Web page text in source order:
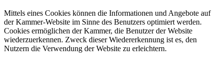
Mittels eines Cookies können die Informationen und Angebote auf
der Kammer-Website im Sinne des Benutzers optimiert werden.
Cookies ermöglichen der Kammer, die Benutzer der Website
wiederzuerkennen. Zweck dieser Wiedererkennung ist es, den
Nutzern die Verwendung der Website zu erleichtern.